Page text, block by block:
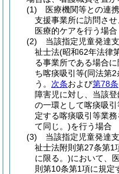
(1)
医療機関等との連
支援事業所に訪問さ
医療的ケアを行う場合
(2)
当該指定児童発達
祉士法(昭和62年法律
る事業所である場合
ち喀痰吸引等(同法第2
う。 次条および第78条
障害児に対し、当該
の一環として喀痰吸引
定する喀痰吸引等業務
て同じ。)を行う場合
(3)
当該指定児童発達
祉士法附則第27条第1
に限る。)において、
則第10条第1項に規定